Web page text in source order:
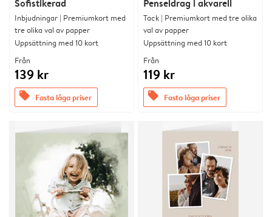
Sofistikerad
Inbjudningar | Premiumkort med
tre olika val av papper
Uppsättning med 10 kort
Från
139 kr
offers Fasta låga priser
Penseldrag i akvarell
Tack | Premiumkort med tre olika
val av papper
Uppsättning med 10 kort
Från
119 kr
offers Fasta låga priser